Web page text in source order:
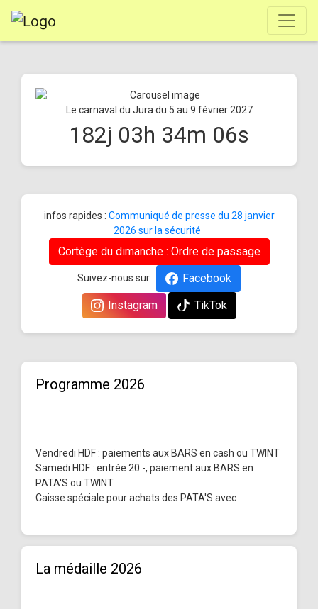
Le carnaval du Jura du 5 au 9 février 2027
182j 03h 34m 06s
infos rapides : Communiqué de presse du 28 janvier
2026 sur la sécurité
Cortège du dimanche : Ordre de passage
Suivez-nous sur :
Facebook
Instagram
TikTok
Programme 2026
Vendredi HDF : paiements aux BARS en cash ou TWINT
Samedi HDF : entrée 20.-, paiement aux BARS en
PATA'S ou TWINT
Caisse spéciale pour achats des PATA'S avec
La médaille 2026